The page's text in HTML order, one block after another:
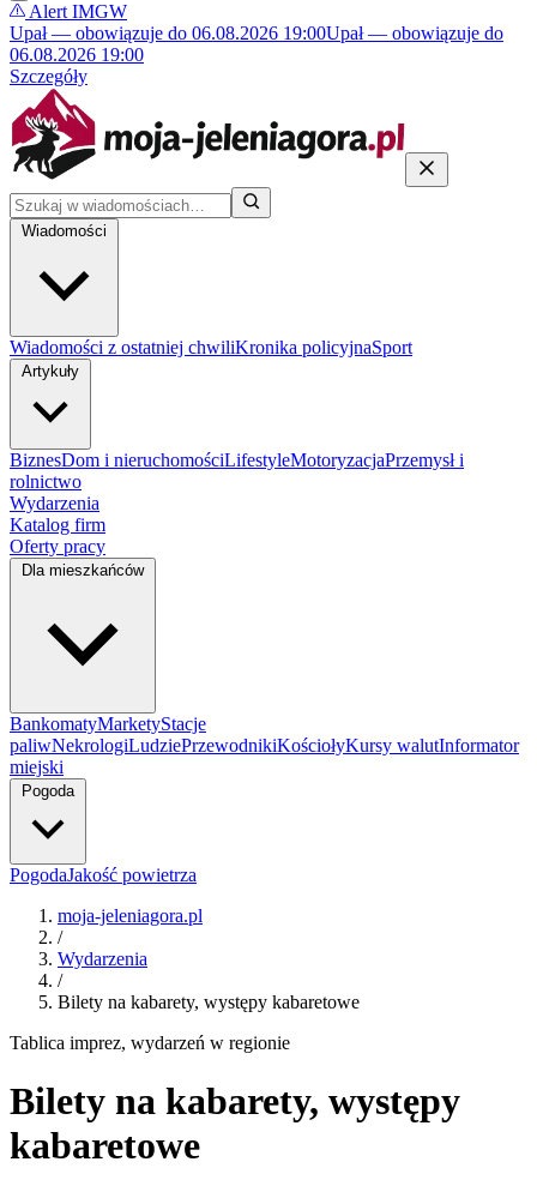
Alert IMGW
Upał — obowiązuje do 06.08.2026 19:00Upał — obowiązuje do
06.08.2026 19:00
Szczegóły
Wiadomości
Wiadomości z ostatniej chwiliKronika policyjnaSport
Artykuły
BiznesDom i nieruchomościLifestyleMotoryzacjaPrzemysł i
rolnictwo
Wydarzenia
Katalog firm
Oferty pracy
Dla mieszkańców
BankomatyMarketyStacje
paliwNekrologiLudziePrzewodnikiKościołyKursy walutInformator
miejski
Pogoda
PogodaJakość powietrza
moja-jeleniagora.pl
/
Wydarzenia
/
Bilety na kabarety, występy kabaretowe
Tablica imprez, wydarzeń w regionie
Bilety na kabarety, występy
kabaretowe